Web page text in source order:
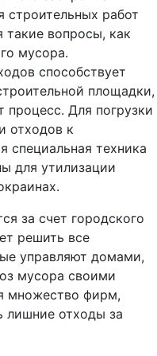
строительных работ
такие вопросы, как
мусора.
способствует
площадки,
процесс. Для погрузки
отходов к
специальная техника
для утилизации
за счет городского
решить все
управляют домами,
мусора своими
множество фирм,
лишние отходы за